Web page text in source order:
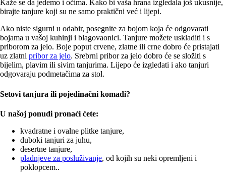
Kaže se da jedemo i očima. Kako bi vaša hrana izgledala još ukusnije,
birajte tanjure koji su ne samo praktični već i lijepi.
Ako niste sigurni u odabir, posegnite za bojom koja će odgovarati
bojama u vašoj kuhinji i blagovaonici. Tanjure možete uskladiti i s
priborom za jelo. Boje poput crvene, zlatne ili crne dobro će pristajati
uz zlatni pribor za jelo. Srebrni pribor za jelo dobro će se složiti s
bijelim, plavim ili sivim tanjurima. Lijepo će izgledati i ako tanjuri
odgovaraju podmetačima za stol.
Setovi tanjura ili pojedinačni komadi?
U našoj ponudi pronaći ćete:
kvadratne i ovalne plitke tanjure,
duboki tanjuri za juhu,
desertne tanjure,
pladnjeve za posluživanje, od kojih su neki opremljeni i
poklopcem..